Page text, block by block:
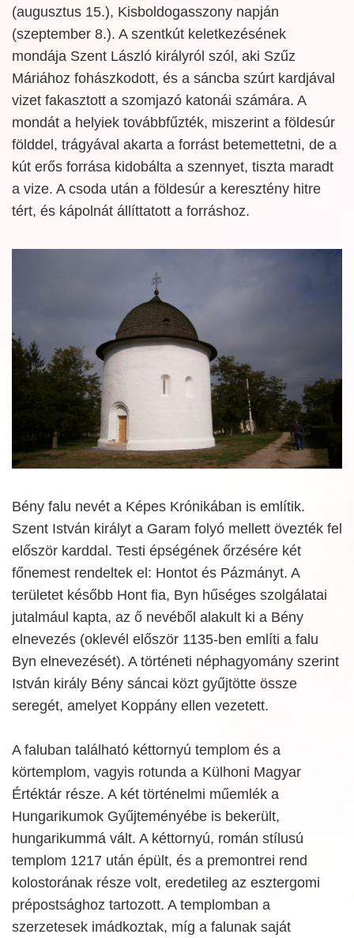
(augusztus 15.), Kisboldogasszony napján
(szeptember 8.). A szentkút keletkezésének
mondája Szent László királyról szól, aki Szűz
Máriához fohászkodott, és a sáncba szúrt kardjával
vizet fakasztott a szomjazó katonái számára. A
mondát a helyiek továbbfűzték, miszerint a földesúr
földdel, trágyával akarta a forrást betemettetni, de a
kút erős forrása kidobálta a szennyet, tiszta maradt
a vize. A csoda után a földesúr a keresztény hitre
tért, és kápolnát állíttatott a forráshoz.
Bény falu nevét a Képes Krónikában is említik.
Szent István királyt a Garam folyó mellett övezték fel
először karddal. Testi épségének őrzésére két
főnemest rendeltek el: Hontot és Pázmányt. A
területet később Hont fia, Byn hűséges szolgálatai
jutalmául kapta, az ő nevéből alakult ki a Bény
elnevezés (oklevél először 1135-ben említi a falu
Byn elnevezését). A történeti néphagyomány szerint
István király Bény sáncai közt gyűjtötte össze
seregét, amelyet Koppány ellen vezetett.
A faluban található kéttornyú templom és a
körtemplom, vagyis rotunda a Külhoni Magyar
Értéktár része. A két történelmi műemlék a
Hungarikumok Gyűjteményébe is bekerült,
hungarikummá vált. A kéttornyú, román stílusú
templom 1217 után épült, és a premontrei rend
kolostorának része volt, eredetileg az esztergomi
prépostsághoz tartozott. A templomban a
szerzetesek imádkoztak, míg a falunak saját